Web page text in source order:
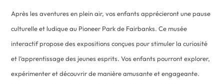
Après les aventures en plein air, vos enfants apprécieront une pause
culturelle et ludique au Pioneer Park de Fairbanks. Ce musée
interactif propose des expositions conçues pour stimuler la curiosité
et l’apprentissage des jeunes esprits. Vos enfants pourront explorer,
expérimenter et découvrir de manière amusante et engageante.